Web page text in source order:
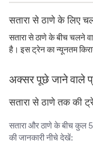
सतारा से ठाणे के लिए
सतारा से ठाणे के बीच चलने
है। इस ट्रेन का न्यूनतम
अक्सर पूछे जाने वाले
सतारा से ठाणे तक की
सतारा और ठाणे के बीच कुल
की जानकारी नीचे देखें: